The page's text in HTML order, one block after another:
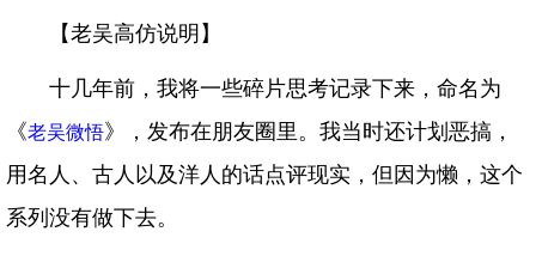
【老吴高仿说明】
十几年前，我将一些碎片思考记录下来，命名为
《老吴微悟》，发布在朋友圈里。我当时还计划恶搞，
用名人、古人以及洋人的话点评现实，但因为懒，这个
系列没有做下去。